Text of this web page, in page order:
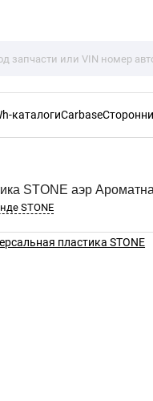
каталогиCarbase
STONE аэр
STONE